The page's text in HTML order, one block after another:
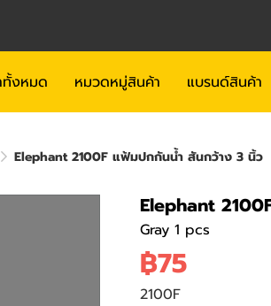
งหมด หมวดหมู่สินค้า แบรนด์สินค้า
Elephant 2100F แฟ้มปกกันน้ำ สันกว้าง 3 นิ้ว
Elephant
Gray 1 pcs
฿75
2100F